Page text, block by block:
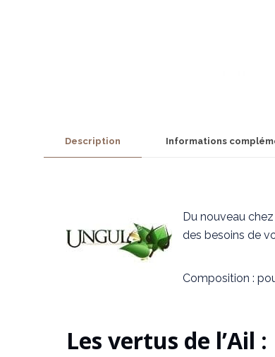
Description Informations
Du nouveau chez
des besoins de
Composition :
Les vertus de l’Ail :